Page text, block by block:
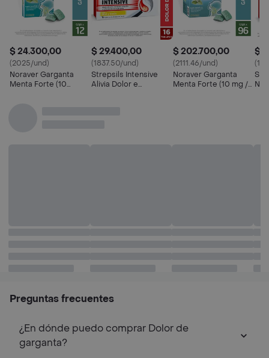
$ 24.300,00
(2025/und)
Noraver Garganta
Menta Forte (10
$ 29.400,00
(1837.50/und)
Strepsils Intensive
Alivia Dolor e
$ 202.700,00
(2111.46/und)
Noraver Garganta
Menta Forte (10 mg /
$
Preguntas frecuentes
¿En dónde puedo comprar Dolor de
garganta?